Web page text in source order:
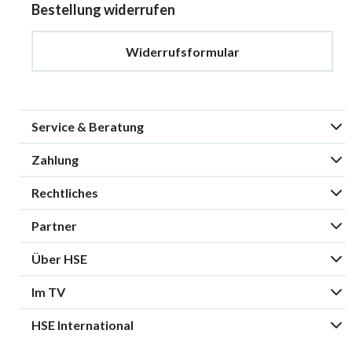
Bestellung widerrufen
Widerrufsformular
Service & Beratung
Zahlung
Rechtliches
Partner
Über HSE
Im TV
HSE International